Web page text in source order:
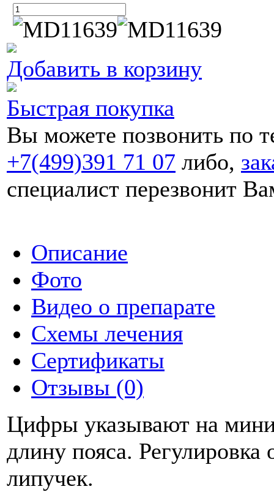
Добавить в корзину
Быстрая покупка
Вы можете позвонить по
+7(499)391 71 07 либо,
специалист перезвонит
Описание
Фото
Видео о препарате
Схемы лечения
Сертификаты
Отзывы (0)
Цифры указывают на
длину пояса. Регулировка
липучек.